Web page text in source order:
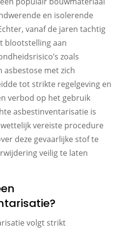
en isolerende
vanaf de jaren tachtig
blootstelling aan
zoals
asbestose met zich
tot strikte regelgeving en
verbod op het gebruik
asbestinventarisatie is
vereiste procedure
deze gevaarlijke stof te
veilig te laten
volgt strikt